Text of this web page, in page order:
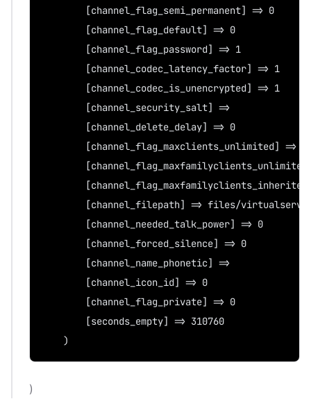
        [channel_flag_semi_permanent] => 0
        [channel_flag_default] => 0
        [channel_flag_password] => 1
        [channel_codec_latency_factor] => 1
        [channel_codec_is_unencrypted] => 1
        [channel_security_salt] =>
        [channel_delete_delay] => 0
        [channel_flag_maxclients_unlimited] => 1
[channel_filepath] => files/
        [channel_needed_talk_power] => 0
        [channel_forced_silence] => 0
        [channel_name_phonetic] =>
        [channel_icon_id] => 0
        [channel_flag_private] => 0
        [seconds_empty] => 310760
    )
)